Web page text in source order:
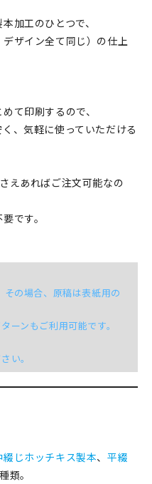
本加工のひとつで、
ザイン全て同じ）の仕上
て印刷するので、
、気軽に使っていただける
えあればご注文可能なの
です。
の場合、原稿は表紙用の
ーンもご利用可能です。
い。
綴じホッチキス製本、平綴
類。